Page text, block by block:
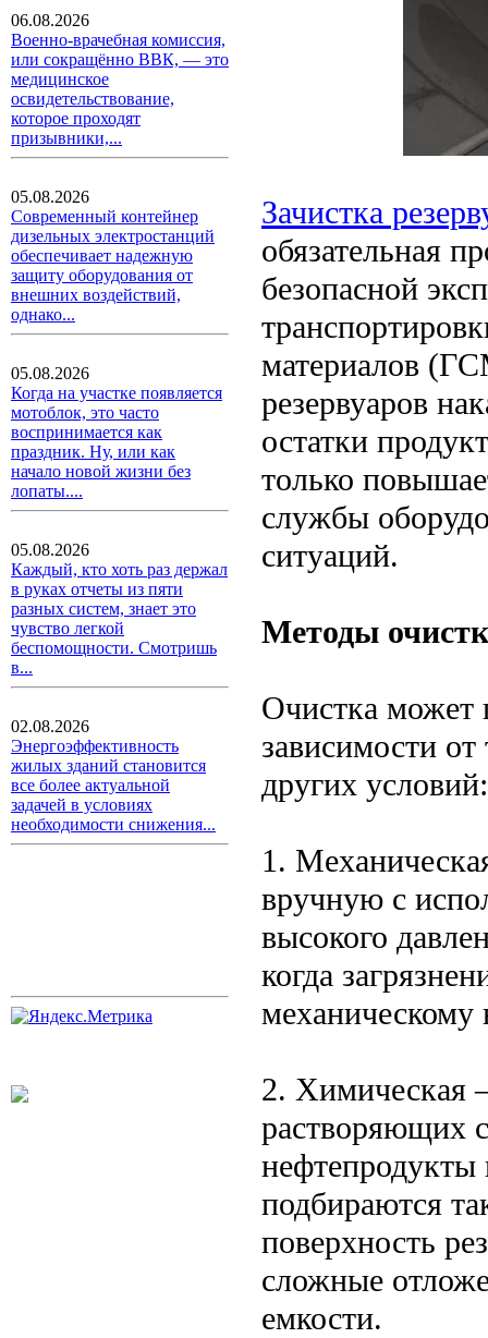
06.08.2026
Военно-врачебная комиссия,
или сокращённо ВВК, — это
медицинское
освидетельствование,
которое проходят
призывники,...
05.08.2026
Современный контейнер
дизельных электростанций
обеспечивает надежную
защиту оборудования от
внешних воздействий,
однако...
05.08.2026
Когда на участке появляется
мотоблок, это часто
воспринимается как
праздник. Ну, или как
начало новой жизни без
лопаты....
05.08.2026
Каждый, кто хоть раз держал
в руках отчеты из пяти
разных систем, знает это
чувство легкой
беспомощности. Смотришь
в...
02.08.2026
Энергоэффективность
жилых зданий становится
все более актуальной
задачей в условиях
необходимости снижения...
Зачистка
обязательная
безопасной
материалов
резервуаров
остатки
только
службы
ситуаций.
Методы
Очистка может
зависимости от
других условий:
1.
вручную с
высокого
когда
механическому
2. Химическая
растворяющих
подбираются
поверхность
сложные
емкости.